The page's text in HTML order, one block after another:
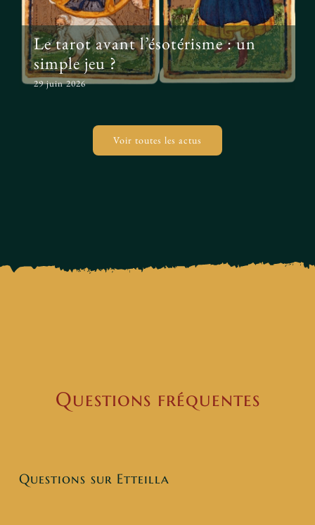
Le tarot avant l’ésotérisme : un
simple jeu ?
29 juin 2026
Voir toutes les actus
Questions fréquentes
Questions sur Etteilla